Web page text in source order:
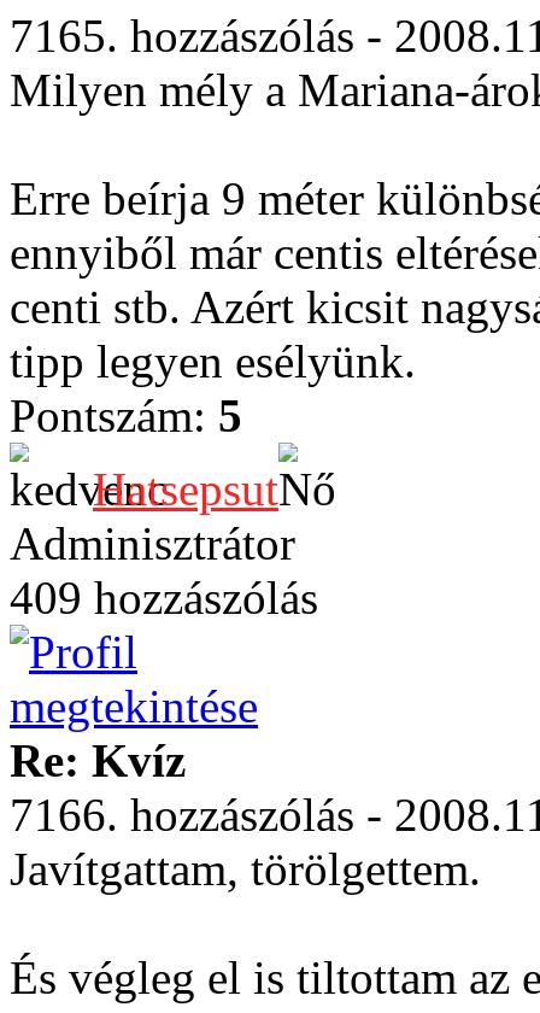
7165. hozzászólás -
Milyen mély a Mariana-
Erre beírja 9 méter
ennyiből már centis
centi stb. Azért kicsit
tipp legyen esélyünk.
Pontszám: 5
Hatsepsut
Adminisztrátor
409 hozzászólás
Re: Kvíz
7166. hozzászólás -
Javítgattam, törölgettem.
És végleg el is tiltottam az